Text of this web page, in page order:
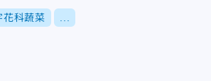
花科蔬菜